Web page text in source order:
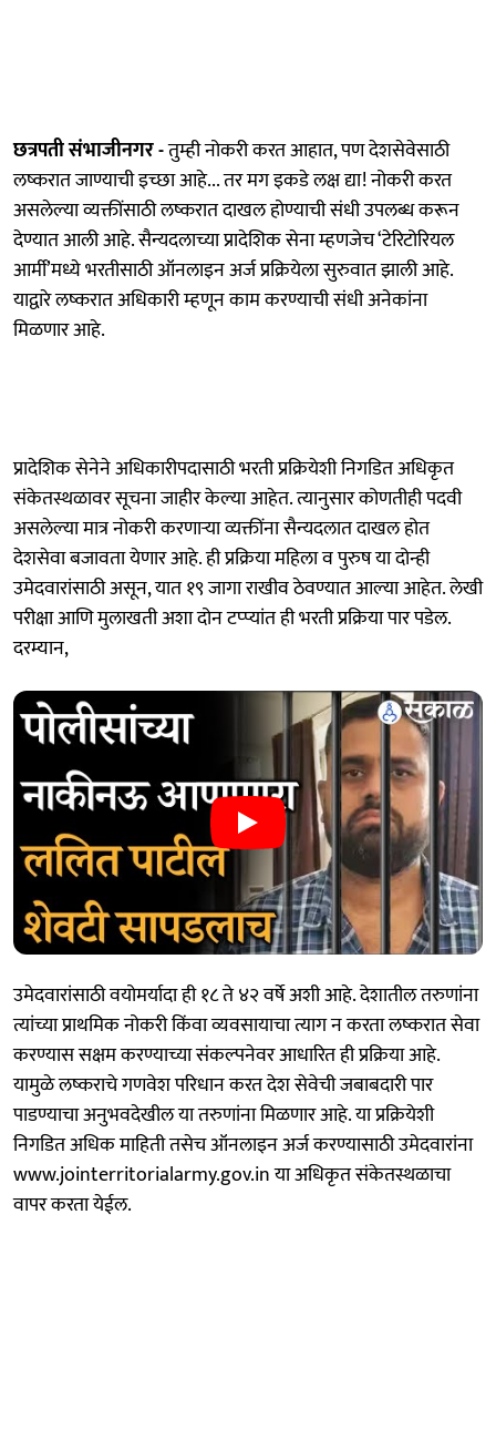
छत्रपती संभाजीनगर -तुम्ही नोकरी करत आहात, पण देशसेवेसाठी
लष्करात जाण्याची इच्छा आहे... तर मग इकडे लक्ष द्या! नोकरी करत
असलेल्या व्यक्तींसाठी लष्करात दाखल होण्याची संधी उपलब्ध करून
देण्यात आली आहे. सैन्यदलाच्या प्रादेशिक सेना म्हणजेच ‘टेरिटोरियल
आर्मी’मध्ये भरतीसाठी ऑनलाइन अर्ज प्रक्रियेला सुरुवात झाली आहे.
याद्वारे लष्करात अधिकारी म्हणून काम करण्याची संधी अनेकांना
मिळणार आहे.
प्रादेशिक सेनेने अधिकारीपदासाठी भरती प्रक्रियेशी निगडित अधिकृत
संकेतस्थळावर सूचना जाहीर केल्या आहेत. त्यानुसार कोणतीही पदवी
असलेल्या मात्र नोकरी करणाऱ्या व्‍यक्तींना सैन्यदलात दाखल होत
देशसेवा बजावता येणार आहे. ही प्रक्रिया महिला व पुरुष या दोन्ही
उमेदवारांसाठी असून, यात १९ जागा राखीव ठेवण्यात आल्या आहेत. लेखी
परीक्षा आणि मुलाखती अशा दोन टप्प्यांत ही भरती प्रक्रिया पार पडेल.
दरम्यान,
उमेदवारांसाठी वयोमर्यादा ही १८ ते ४२ वर्षे अशी आहे. देशातील तरुणांना
त्यांच्या प्राथमिक नोकरी किंवा व्यवसायाचा त्याग न करता लष्करात सेवा
करण्यास सक्षम करण्याच्या संकल्पनेवर आधारित ही प्रक्रिया आहे.
यामुळे लष्कराचे गणवेश परिधान करत देश सेवेची जबाबदारी पार
पाडण्याचा अनुभवदेखील या तरुणांना मिळणार आहे. या प्रक्रियेशी
निगडित अधिक माहिती तसेच ऑनलाइन अर्ज करण्यासाठी उमेदवारांना
www.jointerritorialarmy.gov.in या अधिकृत संकेतस्थळाचा
वापर करता येईल.